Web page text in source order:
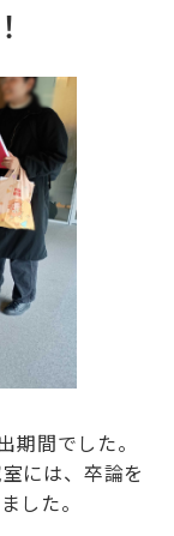
間でした。
には、卒論を
した。